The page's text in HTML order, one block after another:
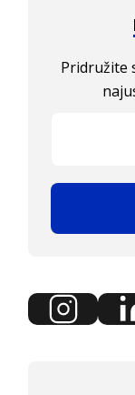
Pridružite